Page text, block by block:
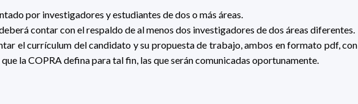
por investigadores y estudiantes de dos o más áreas.
contar con el respaldo de al menos dos investigadores de dos áreas diferentes.
el currículum del candidato y su propuesta de trabajo, ambos en formato pdf, con
la COPRA defina para tal fin, las que serán comunicadas oportunamente.